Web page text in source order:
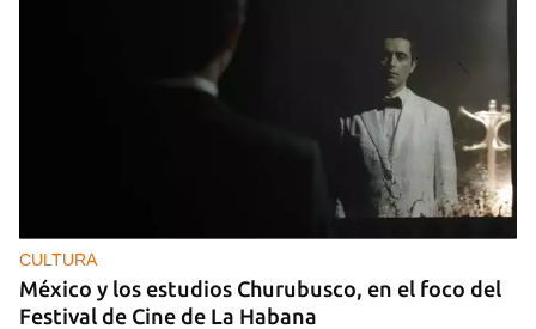
CULTURA
México y los estudios Churubusco, en el foco del
Festival de Cine de La Habana